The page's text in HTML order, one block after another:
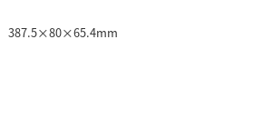
387.5×80×65.4mm